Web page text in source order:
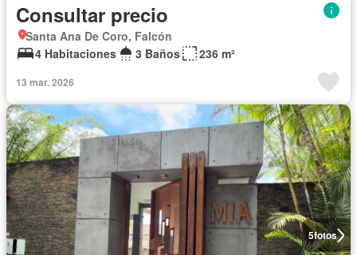
Consultar precio
Santa Ana De Coro, Falcón
4 Habitaciones
3 Baños 236 m²
13 mar. 2026
5fotos